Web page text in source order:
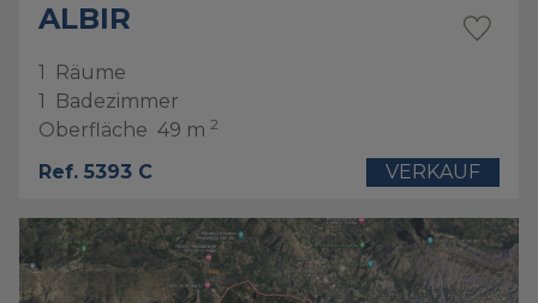
ALBIR
1
Räume
1
Badezimmer
Oberfläche 49 m 2
Ref. 5393 C VERKAUF